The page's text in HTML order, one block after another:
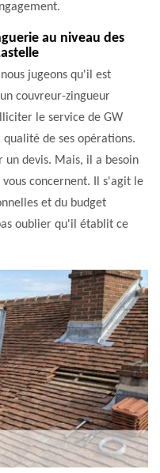
au niveau des
jugeons qu'il est
couvreur-zingueur
le service de GW
de ses opérations.
un devis. Mais, il a besoin
concernent. Il s'agit le
et du budget
oublier qu'il établit ce